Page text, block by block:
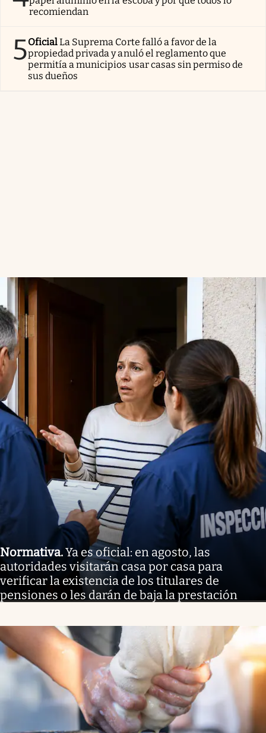
recomiendan
5OficialLa Suprema Corte falló a favor de la
propiedad privada y anuló el reglamento que
permitía a municipios usar casas sin permiso de
sus dueños
Normativa.Ya es oficial: en agosto, las
autoridades visitarán casa por casa para
verificar la existencia de los titulares de
pensiones o les darán de baja la prestación